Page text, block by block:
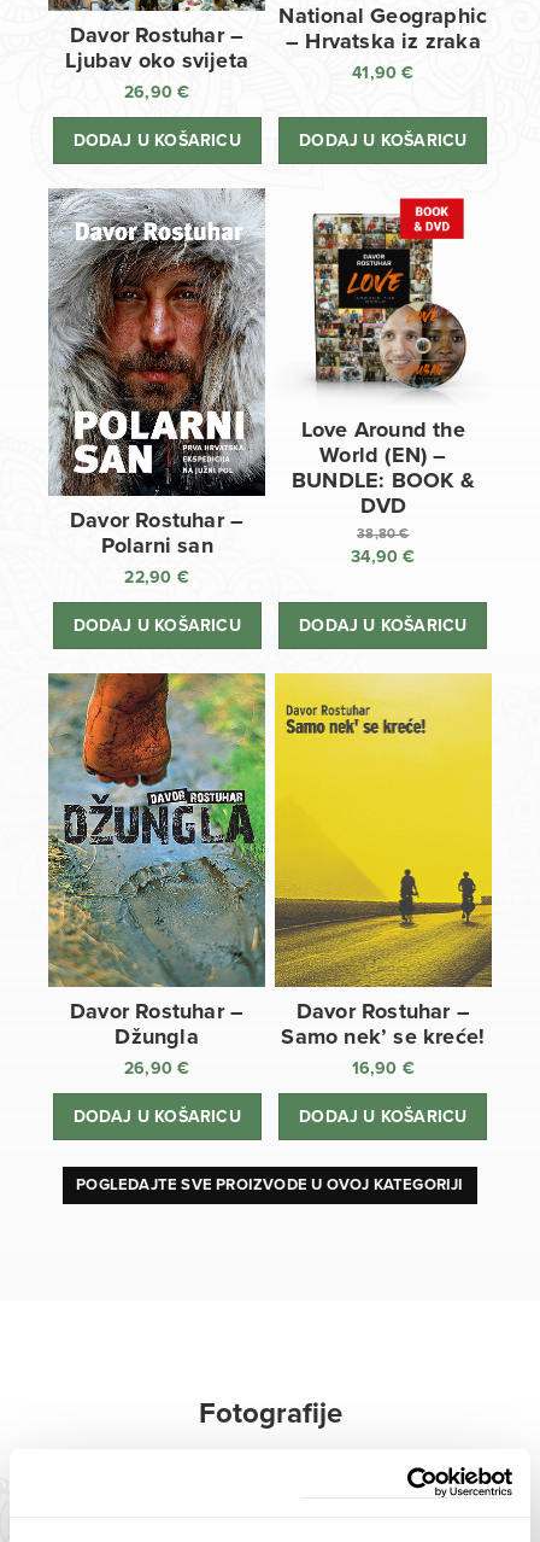
Davor Rostuhar –
Ljubav oko svijeta
26,90€
DODAJ U KOŠARICU
National Geographic
– Hrvatska iz zraka
41,90€
DODAJ U KOŠARICU
Davor Rostuhar –
Polarni san
22,90 €
DODAJ U KOŠARICU
Love Around the
World (EN) –
BUNDLE: BOOK &
DVD
38,80€
Izvorna
bila
34,90€
cijena
DODAJ U KOŠARICU
Davor Rostuhar –
Džungla
26,90€
DODAJ U KOŠARICU
Davor Rostuhar –
Samo nek’ se kreće!
16,90 €
DODAJ U KOŠARICU
POGLEDAJTE SVE PROIZVODE U OVOJ KATEGORIJI
Fotografije